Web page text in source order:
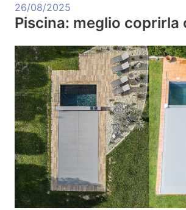
26/08/2025
Piscina: meglio coprirla